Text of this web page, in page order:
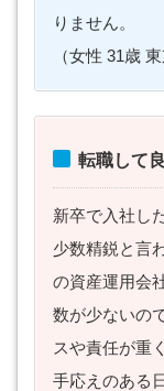
りません。
（女性 31歳 東
転職して
新卒で入社し
少数精鋭と言
の資産運用会
数が少ないの
スや責任が重
手応えのある